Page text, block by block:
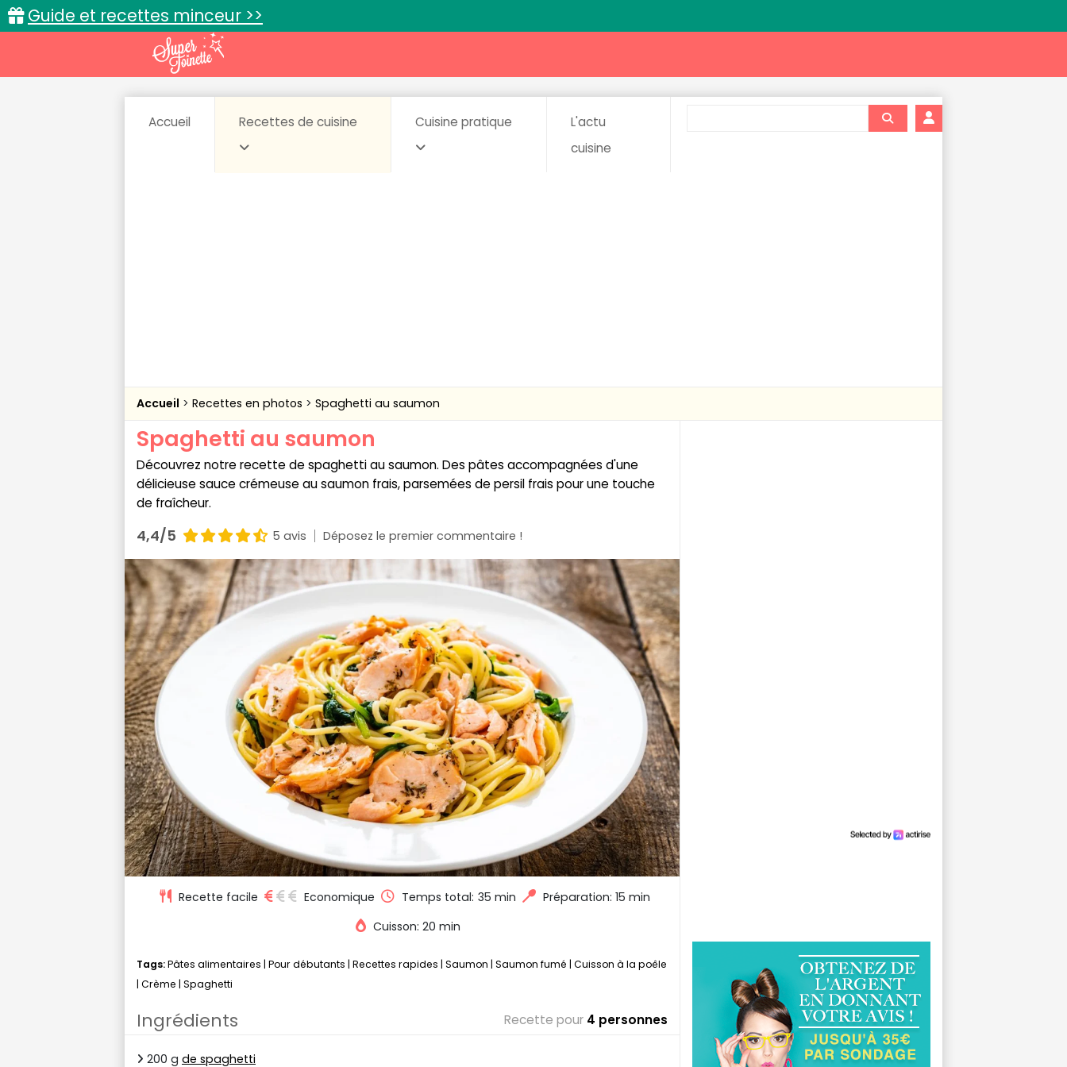
Guide et recettes minceur >>
Accueil Recettes de cuisine Cuisine pratique
L'actu
cuisine
Accueil Recettes en photos Spaghetti au saumon
Spaghetti au saumon
Découvrez notre recette de spaghetti au saumon. Des pâtes accompagnées d'une
délicieuse sauce crémeuse au saumon frais, parsemées de persil frais pour une touche
de fraîcheur.
4,4/5 5 avis Déposez le premier commentaire !
Recette facile Economique Temps total: 35 min
Préparation: 15 min
Cuisson: 20 min
Tags:Pâtes alimentaires | Pour débutants | Recettes rapides | Saumon | Saumon fumé | Cuisson à la poêle
| Crème | Spaghetti
Ingrédients Recette pour 4 personnes
200 g de spaghetti